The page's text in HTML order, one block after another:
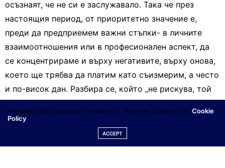
осъзнаят, че не си е заслужавало. Така че през
настоящия период, от приоритетно значение е,
преди да предприемем важни стъпки- в личните
взаимоотношения или в професионален аспект, да
се концентрираме и върху негативите, върху онова,
което ще трябва да платим като съизмерим, а често
и по-висок дан. Разбира се, който „не рискува, той
не печели”, а обновлението в начина ни на
съществуване е перманентно, бих казала
задължително. Сега то засяга социалния ни статус
генерално и в частност- кариерно развитие, брачни
Нашият сайт използва "бисквитки". Научете повече тук: Cookie
Policy
ACCEPT